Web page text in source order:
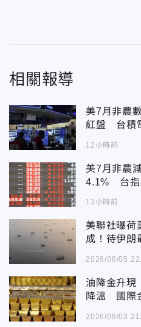
相關報導
美7月非農
紅盤 台積
12小時前
美7月非農
4.1% 台指
13小時前
美聯社曝荷
成！待伊朗
2026/08/05
油降金升現
降溫 國際
2026/08/03